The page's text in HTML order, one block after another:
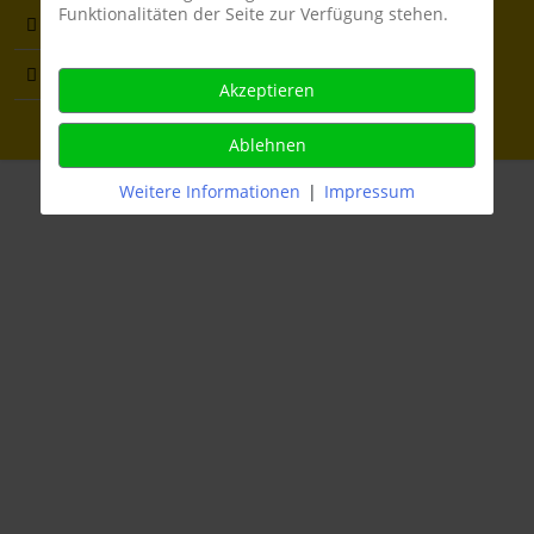
Anmeldung Impressum Datenschutz
Cookie Consent Management Sportangebot
Copyright © 2012 - 2026 AlfiSoftware
Funktionalitäten der Seite zur Verfügung stehen.
Akzeptieren
Ablehnen
Weitere Informationen | Impressum